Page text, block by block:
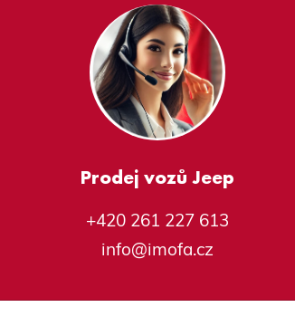
Prodej vozů Jeep
+420 261 227 613
info@imofa.cz